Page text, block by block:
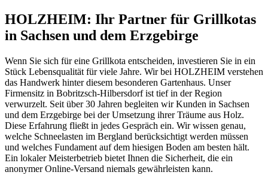
HOLZHEIM: Ihr Partner für Grillkotas
in Sachsen und dem Erzgebirge
Wenn Sie sich für eine Grillkota entscheiden, investieren Sie in ein
Stück Lebensqualität für viele Jahre. Wir bei HOLZHEIM verstehen
das Handwerk hinter diesem besonderen Gartenhaus. Unser
Firmensitz in Bobritzsch-Hilbersdorf ist tief in der Region
verwurzelt. Seit über 30 Jahren begleiten wir Kunden in Sachsen
und dem Erzgebirge bei der Umsetzung ihrer Träume aus Holz.
Diese Erfahrung fließt in jedes Gespräch ein. Wir wissen genau,
welche Schneelasten im Bergland berücksichtigt werden müssen
und welches Fundament auf dem hiesigen Boden am besten hält.
Ein lokaler Meisterbetrieb bietet Ihnen die Sicherheit, die ein
anonymer Online-Versand niemals gewährleisten kann.